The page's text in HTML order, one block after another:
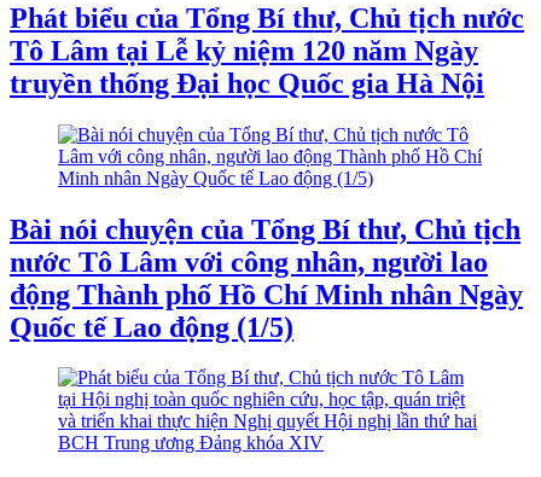
Phát biểu của Tổng Bí thư, Chủ tịch nước
Tô Lâm tại Lễ kỷ niệm 120 năm Ngày
truyền thống Đại học Quốc gia Hà Nội
Bài nói chuyện của Tổng Bí thư, Chủ tịch
nước Tô Lâm với công nhân, người lao
động Thành phố Hồ Chí Minh nhân Ngày
Quốc tế Lao động (1/5)